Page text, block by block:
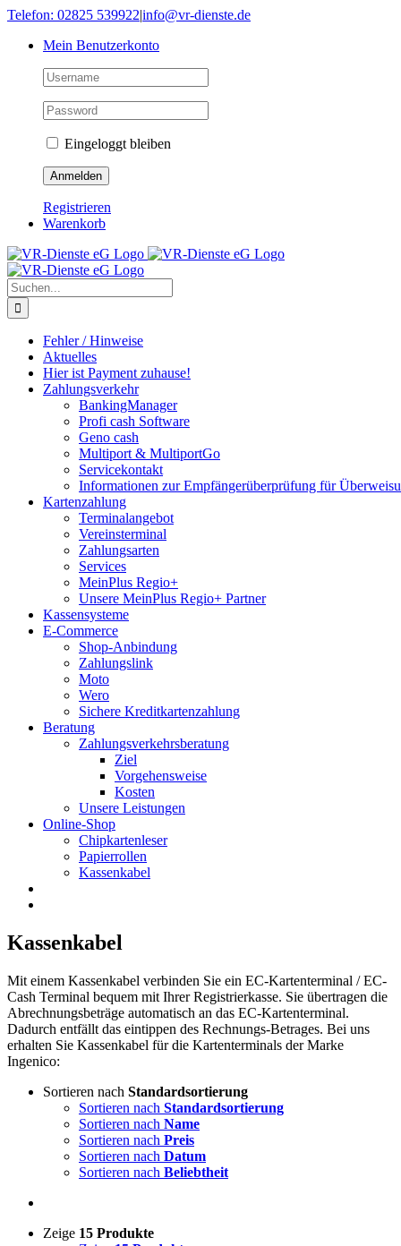
Skip
content
Telefon: 02825 539922|info@vr-dienste.de
Mein Benutzerkonto
Eingeloggt bleiben
Registrieren
Warenkorb
Suche
nach:
Fehler / Hinweise
Aktuelles
Hier ist Payment zuhause!
Zahlungsverkehr
BankingManager
Profi cash Software
Geno cash
Multiport & MultiportGo
Servicekontakt
Informationen zur Empfängerüberprüfung für
Kartenzahlung
Terminalangebot
Vereinsterminal
Zahlungsarten
Services
MeinPlus Regio+
Unsere MeinPlus Regio+ Partner
Kassensysteme
E-Commerce
Shop-Anbindung
Zahlungslink
Moto
Wero
Sichere Kreditkartenzahlung
Beratung
Zahlungsverkehrsberatung
Ziel
Vorgehensweise
Kosten
Unsere Leistungen
Online-Shop
Chipkartenleser
Papierrollen
Kassenkabel
Kassenkabel
Mit einem Kassenkabel verbinden Sie ein EC-Kartenterminal / EC-
Cash Terminal bequem mit Ihrer Registrierkasse. Sie übertragen die
Abrechnungsbeträge automatisch an das EC-Kartenterminal.
Dadurch entfällt das eintippen des Rechnungs-Betrages. Bei uns
erhalten Sie Kassenkabel für die Kartenterminals der Marke
Ingenico:
Sortieren nach Standardsortierung
Sortieren nach Standardsortierung
Sortieren nach Name
Sortieren nach Preis
Sortieren nach Datum
Sortieren nach Beliebtheit
Zeige 15 Produkte